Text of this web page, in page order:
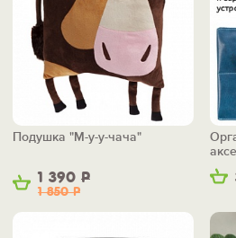
1 390 Р
1 850Р
Подушка "М-у-у-чача"